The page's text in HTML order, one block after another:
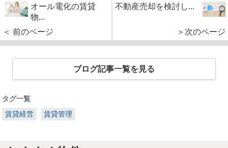
オール電化の賃貸
物...
＜ 前のページ
不動産売却を検討し...
＞次のページ
ブログ記事一覧を見る
タグ一覧
賃貸経営
賃貸管理